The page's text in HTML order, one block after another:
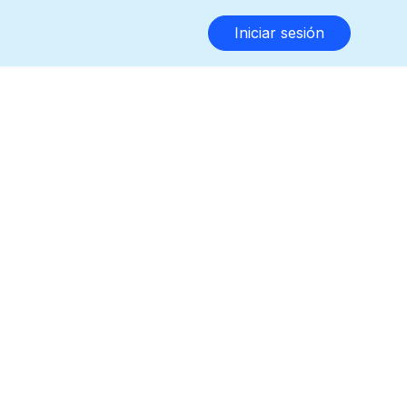
Iniciar sesión